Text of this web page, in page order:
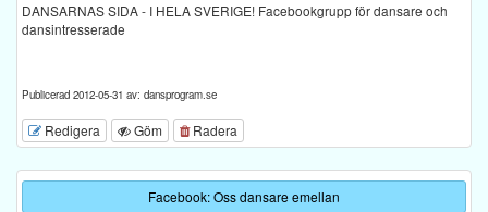
DANSARNAS SIDA - I HELA SVERIGE! Facebookgrupp för dansare och
dansintresserade
Publicerad 2012-05-31 av: dansprogram.se
Redigera Göm Radera
Facebook: Oss dansare emellan